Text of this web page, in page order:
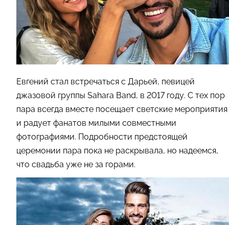
Евгений стал встречаться с Дарьей, певицей
джазовой группы Sahara Band, в 2017 году. С тех пор
пара всегда вместе посещает светские мероприятия
и радует фанатов милыми совместными
фотографиями. Подробности предстоящей
церемонии пара пока не раскрывала, но надеемся,
что свадьба уже не за горами.